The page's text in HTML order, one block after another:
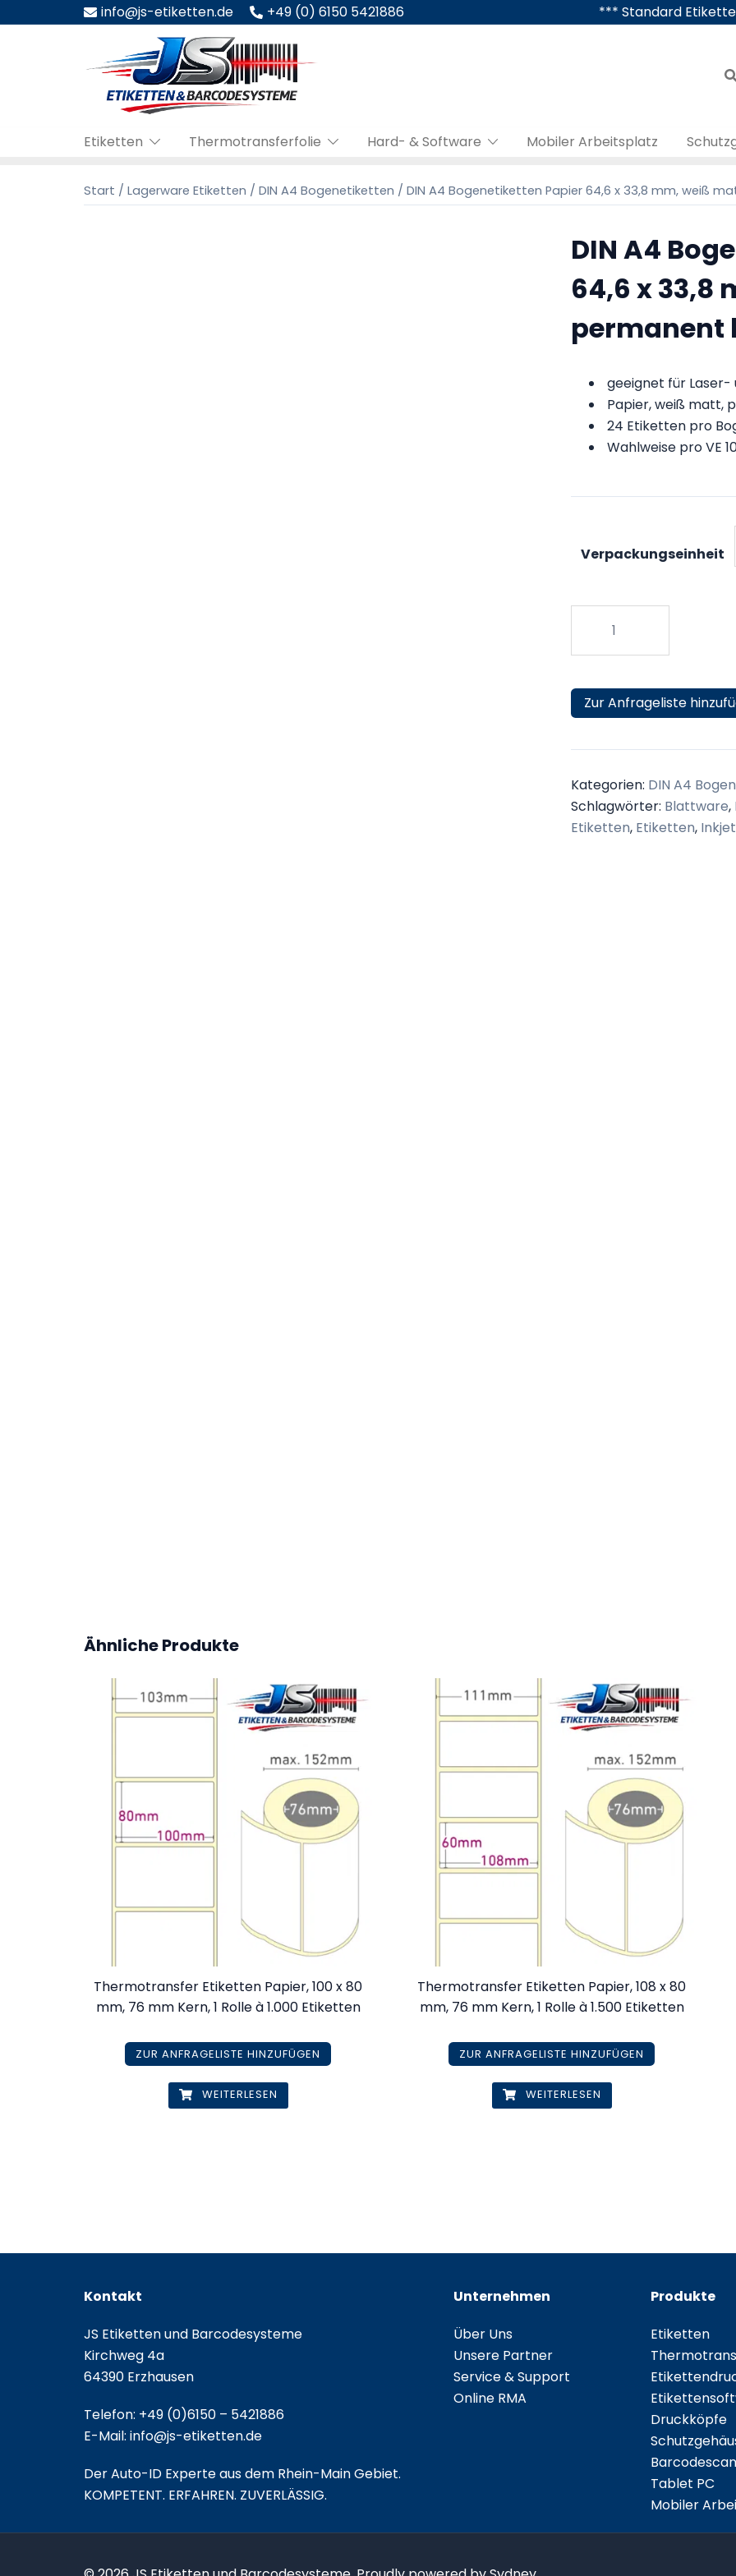
Inhalt
info@js-etiketten.de +49 (0) 6150 5421886 *** Standard
Etiketten Thermotransferfolie Hard- & Software Mobiler Arbeitsplatz
Start / Lagerware Etiketten / DIN A4 Bogenetiketten / DIN A4 Bogenetiketten Papier 64,6 x 33,8 mm, weiß
DIN A4
64,6 x 33,8
permanent
geeignet für
Papier, weiß matt,
24 Etiketten pro
Wahlweise pro VE
Verpackungseinheit
Bogenetiketten
64,6
x
weiß
matt,
permanent
Zur Anfrageliste
Kategorien: DIN A4
Schlagwörter: Blattware,
Etiketten, Etiketten,
Ähnliche Produkte
Thermotransfer Etiketten Papier, 100 x 80
mm, 76 mm Kern, 1 Rolle à 1.000 Etiketten
ZUR ANFRAGELISTE HINZUFÜGEN
WEITERLESEN
Thermotransfer Etiketten Papier, 108 x 80
mm, 76 mm Kern, 1 Rolle à 1.500 Etiketten
ZUR ANFRAGELISTE HINZUFÜGEN
WEITERLESEN
Kontakt
JS Etiketten und Barcodesysteme
Kirchweg 4a
64390 Erzhausen
Telefon: +49 (0)6150 – 5421886
E-Mail: info@js-etiketten.de
Der Auto-ID Experte aus dem Rhein-Main Gebiet.
KOMPETENT. ERFAHREN. ZUVERLÄSSIG.
Unternehmen
Über Uns
Unsere Partner
Service & Support
Online RMA
Produkte
Etiketten
Druckköpfe
Tablet PC
Mobiler